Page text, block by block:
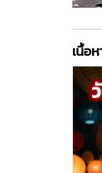
เนื้อ